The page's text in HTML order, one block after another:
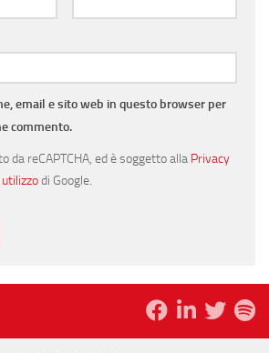
email e sito web in questo browser per
commento.
da reCAPTCHA, ed è soggetto alla Privacy
di Google.